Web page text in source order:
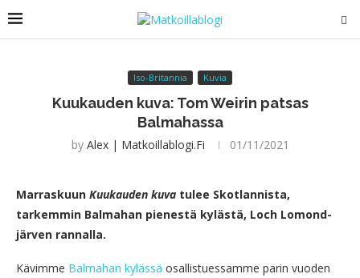
Iso-Britannia Kuvia
Kuukauden kuva: Tom Weirin patsas
Balmahassa
by Alex | Matkoillablogi.fi 01/11/2021
Marraskuun Kuukauden kuva tulee Skotlannista,
tarkemmin Balmahan pienestä kylästä, Loch Lomond-
järven rannalla.
Kävimme Balmahan kylässä osallistuessamme parin vuoden